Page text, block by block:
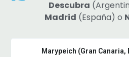
Descubra
Madrid (España) o
Marypeich (Gran Canaria,